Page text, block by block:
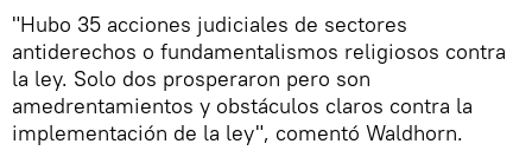
"Hubo 35 acciones judiciales de sectores
antiderechos o fundamentalismos religiosos contra
la ley. Solo dos prosperaron pero son
amedrentamientos y obstáculos claros contra la
implementación de la ley", comentó Waldhorn.